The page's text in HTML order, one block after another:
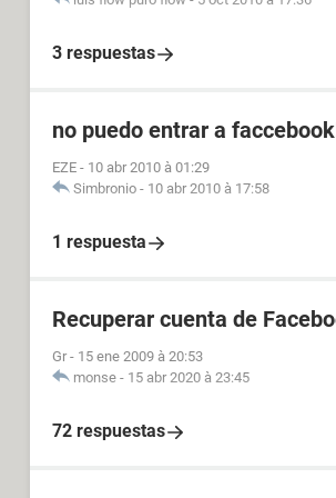
3 respuestas
no puedo entrar a
EZE - 10 abr 2010 à 01:29
Simbronio - 10 abr 2010 à 17:58
1 respuesta
Recuperar cuenta de
Gr - 15 ene 2009 à 20:53
monse - 15 abr 2020 à 23:45
72 respuestas